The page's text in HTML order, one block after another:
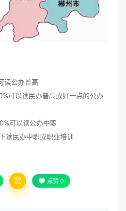
读公办普高
可以读民办普高或好一点的公办
可以读公办中职
读民办中职或职业培训
赏 点赞 0